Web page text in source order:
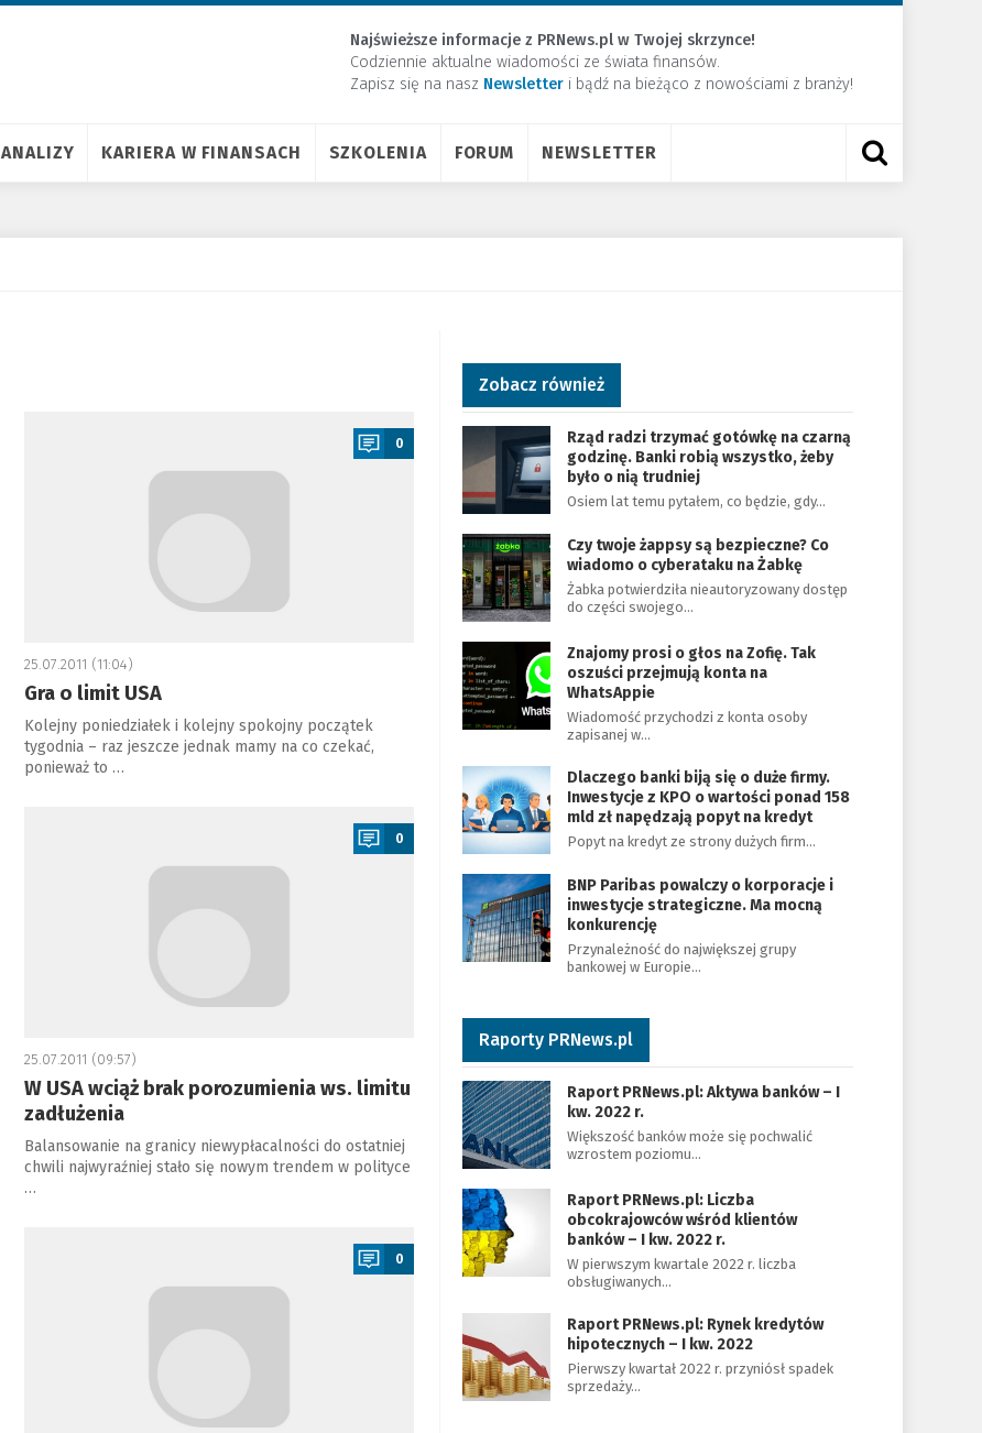
Najświeższe informacje z PRNews.pl w Twojej skrzynce!
Codziennie aktualne wiadomości ze świata finansów.
Zapisz się na nasz Newsletter ​i bądź na bieżąco z nowościami z branży!
ANALIZY KARIERA W FINANSACH SZKOLENIA FORUM NEWSLETTER
0
25.07.2011 (11:04)
Gra o limit USA
Kolejny poniedziałek i kolejny spokojny początek
tygodnia – raz jeszcze jednak mamy na co czekać,
ponieważ to …
0
25.07.2011 (09:57)
W USA wciąż brak porozumienia ws. limitu
zadłużenia
Balansowanie na granicy niewypłacalności do ostatniej
chwili najwyraźniej stało się nowym trendem w polityce
…
0
Zobacz również
Rząd radzi trzymać gotówkę na czarną
godzinę. Banki robią wszystko, żeby
było o nią trudniej
Osiem lat temu pytałem, co będzie, gdy…
Czy twoje żappsy są bezpieczne? Co
wiadomo o cyberataku na Żabkę
Żabka potwierdziła nieautoryzowany dostęp
do części swojego…
Znajomy prosi o głos na Zofię. Tak
oszuści przejmują konta na
WhatsAppie
Wiadomość przychodzi z konta osoby
zapisanej w…
Dlaczego banki biją się o duże firmy.
Inwestycje z KPO o wartości ponad 158
mld zł napędzają popyt na kredyt
Popyt na kredyt ze strony dużych firm…
BNP Paribas powalczy o korporacje i
inwestycje strategiczne. Ma mocną
konkurencję
Przynależność do największej grupy
bankowej w Europie…
Raporty PRNews.pl
Raport PRNews.pl: Aktywa banków – I
kw. 2022 r.
Większość banków może się pochwalić
wzrostem poziomu…
Raport PRNews.pl: Liczba
obcokrajowców wśród klientów
banków – I kw. 2022 r.
W pierwszym kwartale 2022 r. liczba
obsługiwanych…
Raport PRNews.pl: Rynek kredytów
hipotecznych – I kw. 2022
Pierwszy kwartał 2022 r. przyniósł spadek
sprzedaży…